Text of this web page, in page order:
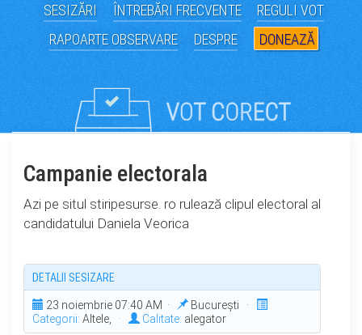
SESIZĂRI ÎNTREBĂRI FRECVENTE
REGULI VOT
RAPOARTE OBSERVARE
DESPRE DONEAZĂ
Campanie electorala
Azi pe situl stiripesurse. ro rulează clipul electoral al
candidatului Daniela Veorica
DETALII SESIZARE
23 noiembrie 07:40 AM ·
București ·
Categorii: Altele, · Calitate: alegator